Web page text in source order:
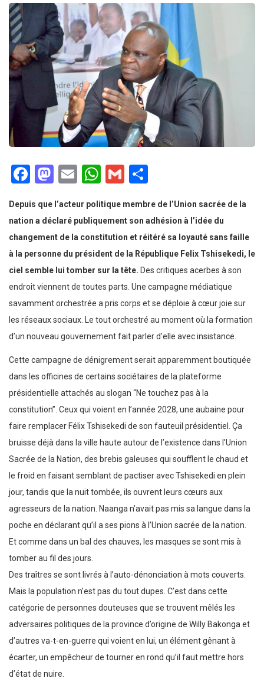
Facebook
Mastodon
EmailWhatsApp
Gmail
Depuis que l’acteur politique membre de l’Union sacrée de la
nation a déclaré publiquement son adhésion à l’idée du
changement de la constitution et réitéré sa loyauté sans faille
à la personne du président de la République Felix Tshisekedi, le
ciel semble lui tomber sur la tête. Des critiques acerbes à son
endroit viennent de toutes parts. Une campagne médiatique
savamment orchestrée a pris corps et se déploie à cœur joie sur
les réseaux sociaux. Le tout orchestré au moment où la formation
d’un nouveau gouvernement fait parler d’elle avec insistance.
Cette campagne de dénigrement serait apparemment boutiquée
dans les officines de certains sociétaires de la plateforme
présidentielle attachés au slogan “Ne touchez pas à la
constitution”. Ceux qui voient en l’année 2028, une aubaine pour
faire remplacer Félix Tshisekedi de son fauteuil présidentiel. Ça
bruisse déjà dans la ville haute autour de l’existence dans l’Union
Sacrée de la Nation, des brebis galeuses qui soufflent le chaud et
le froid en faisant semblant de pactiser avec Tshisekedi en plein
jour, tandis que la nuit tombée, ils ouvrent leurs cœurs aux
agresseurs de la nation. Naanga n’avait pas mis sa langue dans la
poche en déclarant qu’il a ses pions à l’Union sacrée de la nation.
Et comme dans un bal des chauves, les masques se sont mis à
tomber au fil des jours.
Des traîtres se sont livrés à l’auto-dénonciation à mots couverts.
Mais la population n’est pas du tout dupes. C’est dans cette
catégorie de personnes douteuses que se trouvent mêlés les
adversaires politiques de la province d’origine de Willy Bakonga et
d’autres va-t-en-guerre qui voient en lui, un élément gênant à
écarter, un empêcheur de tourner en rond qu’il faut mettre hors
d’état de nuire.